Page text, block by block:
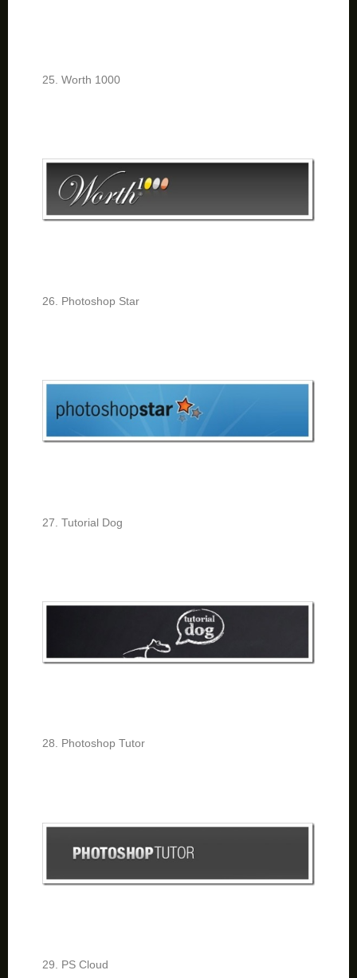
25. Worth 1000
26. Photoshop Star
27. Tutorial Dog
28. Photoshop Tutor
29. PS Cloud